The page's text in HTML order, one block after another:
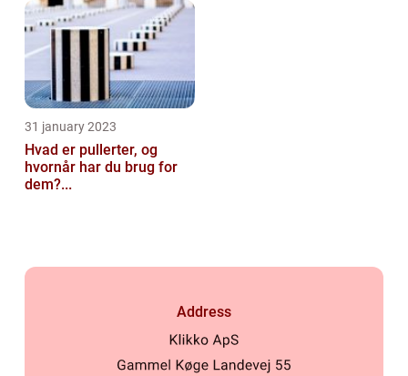
31 january 2023
Hvad er pullerter, og
hvornår har du brug for
dem?...
Address